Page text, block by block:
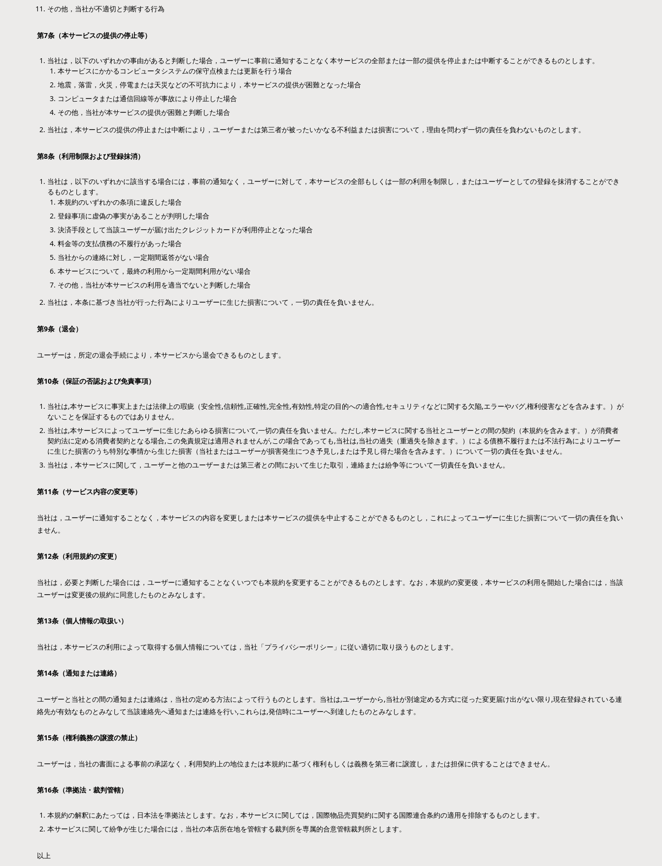
その他，当社が不適切と判断する行為
第7条（本サービスの提供の停止等）
当社は，以下のいずれかの事由があると判断した場合，ユーザーに事前に通知することなく本サービスの全部または一部の提供を停止または中断することができるものとします。
本サービスにかかるコンピュータシステムの保守点検または更新を行う場合
地震，落雷，火災，停電または天災などの不可抗力により，本サービスの提供が困難となった場合
コンピュータまたは通信回線等が事故により停止した場合
その他，当社が本サービスの提供が困難と判断した場合
当社は，本サービスの提供の停止または中断により，ユーザーまたは第三者が被ったいかなる不利益または損害について，理由を問わず一切の責任を負わないものとします。
第8条（利用制限および登録抹消）
当社は，以下のいずれかに該当する場合には，事前の通知なく，ユーザーに対して，本サービスの全部もしくは一部の利用を制限し，またはユーザーとしての登録を抹消することができ
るものとします。
本規約のいずれかの条項に違反した場合
登録事項に虚偽の事実があることが判明した場合
決済手段として当該ユーザーが届け出たクレジットカードが利用停止となった場合
料金等の支払債務の不履行があった場合
当社からの連絡に対し，一定期間返答がない場合
本サービスについて，最終の利用から一定期間利用がない場合
その他，当社が本サービスの利用を適当でないと判断した場合
当社は，本条に基づき当社が行った行為によりユーザーに生じた損害について，一切の責任を負いません。
第9条（退会）
ユーザーは，所定の退会手続により，本サービスから退会できるものとします。
第10条（保証の否認および免責事項）
当社は,本サービスに事実上または法律上の瑕疵（安全性,信頼性,正確性,完全性,有効性,特定の目的への適合性,セキュリティなどに関する欠陥,エラーやバグ,権利侵害などを含みます。）が
ないことを保証するものではありません。
当社は,本サービスによってユーザーに生じたあらゆる損害について,一切の責任を負いません。ただし,本サービスに関する当社とユーザーとの間の契約（本規約を含みます。）が消費者
契約法に定める消費者契約となる場合,この免責規定は適用されませんが,この場合であっても,当社は,当社の過失（重過失を除きます。）による債務不履行または不法行為によりユーザー
に生じた損害のうち特別な事情から生じた損害（当社またはユーザーが損害発生につき予見し,または予見し得た場合を含みます。）について一切の責任を負いません。
当社は，本サービスに関して，ユーザーと他のユーザーまたは第三者との間において生じた取引，連絡または紛争等について一切責任を負いません。
第11条（サービス内容の変更等）
当社は，ユーザーに通知することなく，本サービスの内容を変更しまたは本サービスの提供を中止することができるものとし，これによってユーザーに生じた損害について一切の責任を負い
ません。
第12条（利用規約の変更）
当社は，必要と判断した場合には，ユーザーに通知することなくいつでも本規約を変更することができるものとします。なお，本規約の変更後，本サービスの利用を開始した場合には，当該
ユーザーは変更後の規約に同意したものとみなします。
第13条（個人情報の取扱い）
当社は，本サービスの利用によって取得する個人情報については，当社「プライバシーポリシー」に従い適切に取り扱うものとします。
第14条（通知または連絡）
ユーザーと当社との間の通知または連絡は，当社の定める方法によって行うものとします。当社は,ユーザーから,当社が別途定める方式に従った変更届け出がない限り,現在登録されている連
絡先が有効なものとみなして当該連絡先へ通知または連絡を行い,これらは,発信時にユーザーへ到達したものとみなします。
第15条（権利義務の譲渡の禁止）
ユーザーは，当社の書面による事前の承諾なく，利用契約上の地位または本規約に基づく権利もしくは義務を第三者に譲渡し，または担保に供することはできません。
第16条（準拠法・裁判管轄）
本規約の解釈にあたっては，日本法を準拠法とします。なお，本サービスに関しては，国際物品売買契約に関する国際連合条約の適用を排除するものとします。
本サービスに関して紛争が生じた場合には，当社の本店所在地を管轄する裁判所を専属的合意管轄裁判所とします。
以上